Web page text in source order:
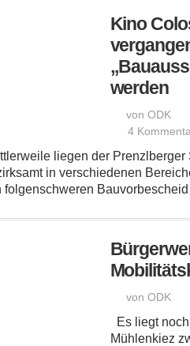
Kino
werden
von ODK
4
liegen der
in verschiedenen
folgenschweren
von ODK
Es liegt
Mühlenkiez